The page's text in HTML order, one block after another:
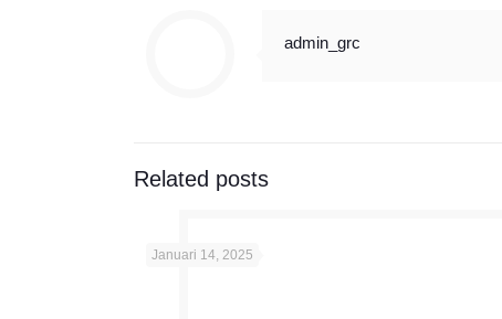
admin_grc
Related posts
Januari 14, 2025